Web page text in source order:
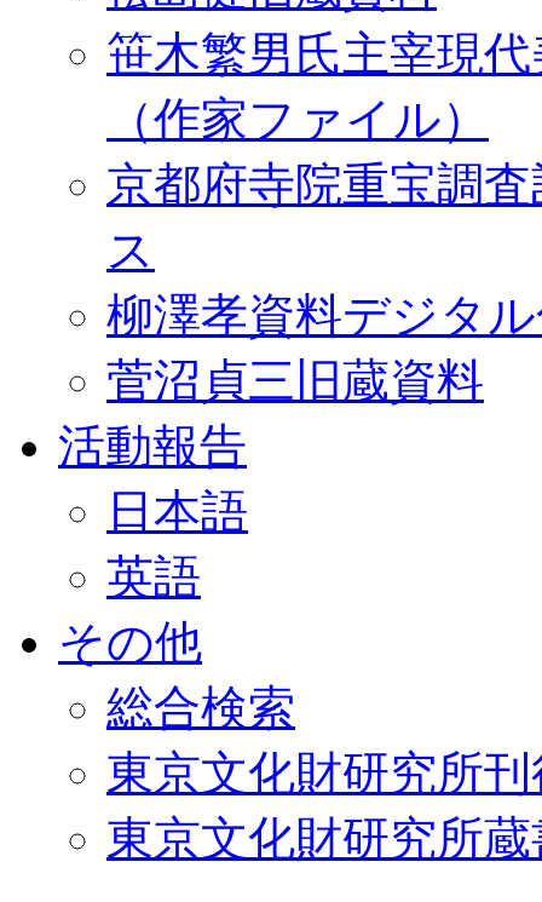
笹木繁男氏主宰現
（作家ファイル）
京都府寺院重宝調
ス
柳澤孝資料デジタ
菅沼貞三旧蔵資料
活動報告
日本語
英語
その他
総合検索
東京文化財研究所
東京文化財研究所